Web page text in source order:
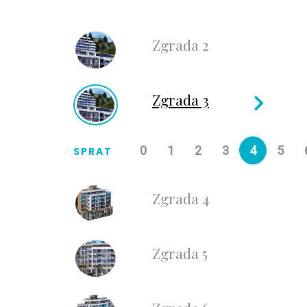
Zgrada 2
Zgrada 3
SPRAT 0 1 2 3 4 5
Zgrada 4
Zgrada 5